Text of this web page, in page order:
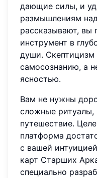
дающие силы, и
размышлениям
рассказывают, вы
инструмент в
души. Скептицизм
самосознанию, а
ясностью.
Вам не нужны
сложные ритуалы,
путешествие.
платформа
с вашей
карт Старших
специально